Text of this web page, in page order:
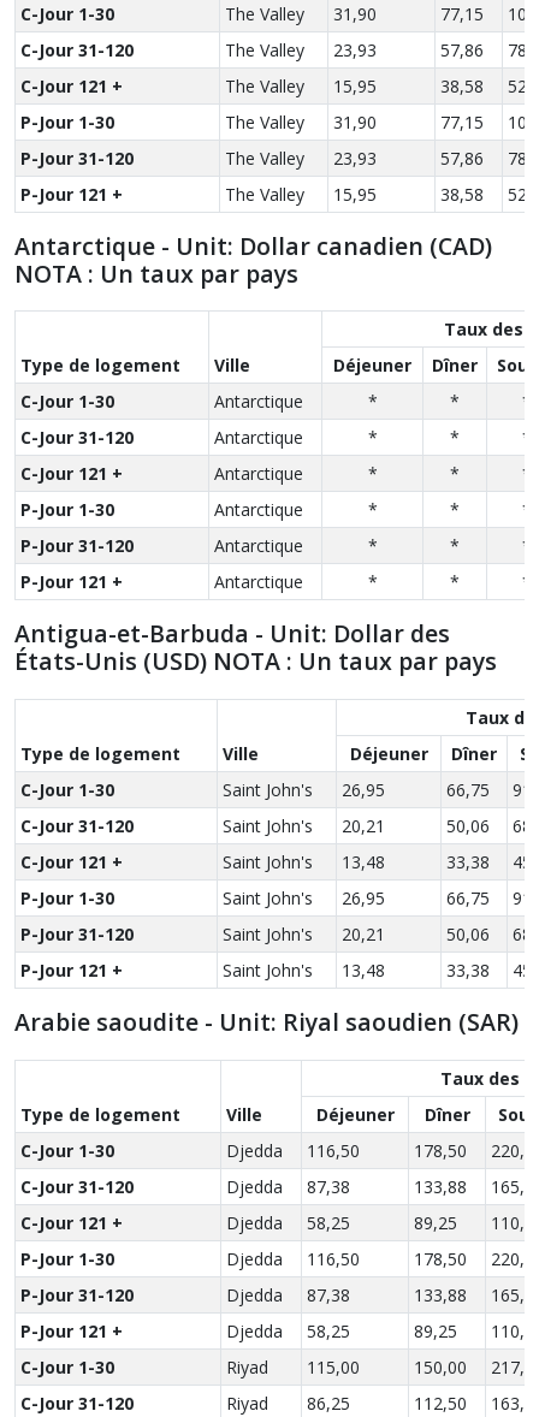
C-Jour 1-30
The Valley 31,90 77,15
C-Jour 31-120
The Valley 23,93 57,86
C-Jour 121 +
The Valley 15,95 38,58
P-Jour 1-30
The Valley 31,90 77,15
P-Jour 31-120
The Valley 23,93 57,86
P-Jour 121 +
The Valley 15,95 38,58
Antarctique - Unit: Dollar canadien (CAD)
NOTA : Un taux par pays
Type de logement Ville
Taux des
Déjeuner
Dîner
C-Jour 1-30
Antarctique * *
*
C-Jour 31-120
Antarctique * *
*
C-Jour 121 +
Antarctique * *
*
P-Jour 1-30
Antarctique * *
*
P-Jour 31-120
Antarctique * *
*
P-Jour 121 +
Antarctique * * *
Antigua-et-Barbuda - Unit: Dollar des
États-Unis (USD) NOTA : Un taux par pays
Type de logement Ville
Taux
Déjeuner
Dîner
C-Jour 1-30
Saint John's 26,95 66,75
C-Jour 31-120
Saint John's 20,21 50,06
C-Jour 121 +
Saint John's 13,48 33,38
P-Jour 1-30
Saint John's 26,95 66,75
P-Jour 31-120
Saint John's 20,21 50,06
P-Jour 121 +
Saint John's 13,48 33,38
Arabie saoudite - Unit: Riyal saoudien (SAR)
Type de logement Ville
Taux des
Déjeuner
Dîner
C-Jour 1-30
Djedda 116,50 178,50
C-Jour 31-120
Djedda 87,38 133,88
C-Jour 121 +
Djedda 58,25 89,25
P-Jour 1-30
Djedda 116,50 178,50
P-Jour 31-120
Djedda 87,38 133,88
P-Jour 121 +
Djedda 58,25 89,25
C-Jour 1-30
Riyad 115,00 150,00
C-Jour 31-120
Riyad 86,25 112,50